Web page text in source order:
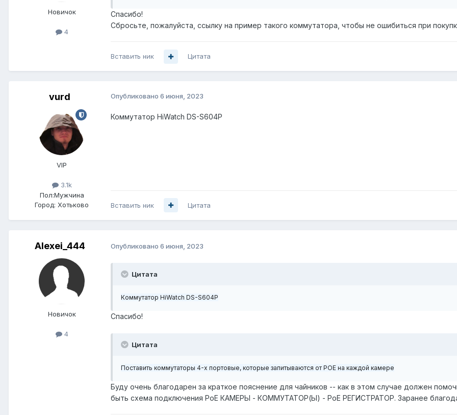
Новичок
4
Спасибо!
Сбросьте, пожалуйста, ссылку на пример такого коммутатора, чтобы не ошибиться при
Вставить ник Цитата
vurd
VIP
3.1k
Пол:Мужчина
Город: Хотьково
Опубликовано 6 июня, 2023
Коммутатор HiWatch DS-S604P
Вставить ник Цитата
Alexei_444
Новичок
4
Опубликовано 6 июня, 2023
Цитата
Коммутатор HiWatch DS-S604P
Спасибо!
Цитата
Поставить коммутаторы 4-х портовые, которые запитываются от POE на каждой камере
Буду очень благодарен за краткое пояснение для чайников -- как в этом случае должен
быть схема подключения PoE КАМЕРЫ - КОММУТАТОР(Ы) - PoE РЕГИСТРАТОР. Заранее